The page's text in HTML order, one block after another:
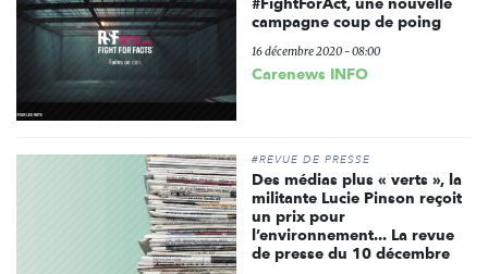
#FightForAct, une nouvelle
campagne coup de poing
16 décembre 2020 - 08:00
Carenews INFO
#REVUE DE PRESSE
Des médias plus « verts », la
militante Lucie Pinson reçoit
un prix pour
l’environnement... La revue
de presse du 10 décembre